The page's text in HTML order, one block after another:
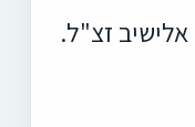
אלישיב זצ"ל.